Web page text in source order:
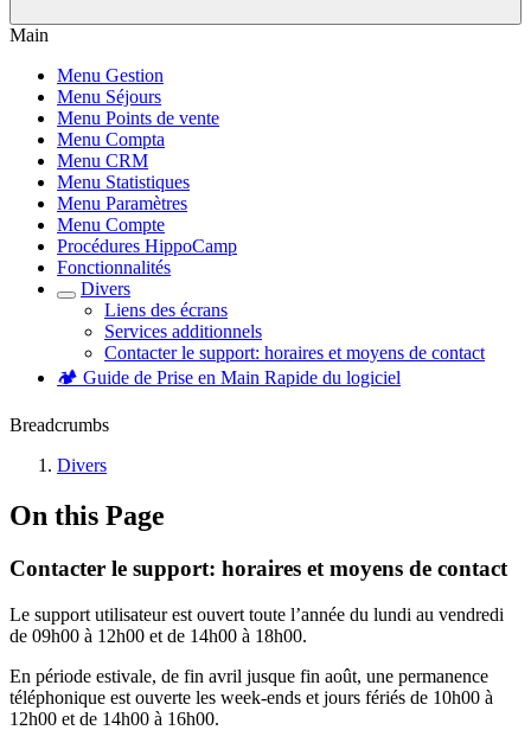
Main
Menu Gestion
Menu Séjours
Menu Points de vente
Menu Compta
Menu CRM
Menu Statistiques
Menu Paramètres
Menu Compte
Procédures HippoCamp
Fonctionnalités
Divers
Liens des écrans
Services additionnels
Contacter le support: horaires et moyens de contact
🏕️ Guide de Prise en Main Rapide du logiciel
Breadcrumbs
Divers
On this Page
Contacter le support: horaires et moyens de contact
Le support utilisateur est ouvert toute l’année du lundi au vendredi
de 09h00 à 12h00 et de 14h00 à 18h00.
En période estivale, de fin avril jusque fin août, une permanence
téléphonique est ouverte les week-ends et jours fériés de 10h00 à
12h00 et de 14h00 à 16h00.